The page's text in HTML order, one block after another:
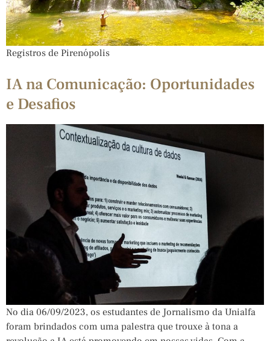
Registros de Pirenópolis
IA na Comunicação: Oportunidades
e Desafios
No dia 06/09/2023, os estudantes de Jornalismo da Unialfa
foram brindados com uma palestra que trouxe à tona a